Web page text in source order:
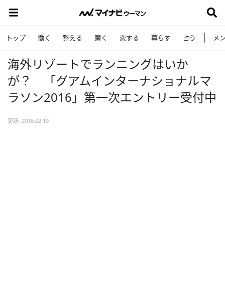
トップ 働く 整える 磨く 恋する 暮らす 占う メ
海外リゾートでランニングはいか
が？ 「グアムインターナショナルマ
ラソン2016」第一次エントリー受付中
更新: 2016.02.19